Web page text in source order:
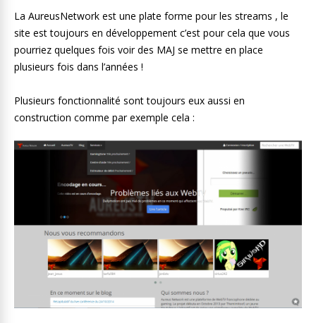
La AureusNetwork est une plate forme pour les streams , le
site est toujours en développement c’est pour cela que vous
pourriez quelques fois voir des MAJ se mettre en place
plusieurs fois dans l’années !
Plusieurs fonctionnalité sont toujours eux aussi en
construction comme par exemple cela :